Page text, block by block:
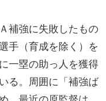
補強に失敗したもの
手（育成を除く）を
一塁の助っ人を獲得
る。周囲に「補強ば